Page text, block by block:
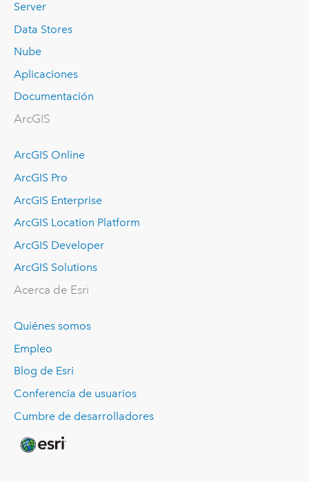
Server
Data Stores
Nube
Aplicaciones
Documentación
ArcGIS
ArcGIS Online
ArcGIS Pro
ArcGIS Enterprise
ArcGIS Location Platform
ArcGIS Developer
ArcGIS Solutions
Acerca de Esri
Quiénes somos
Empleo
Blog de Esri
Conferencia de usuarios
Cumbre de desarrolladores